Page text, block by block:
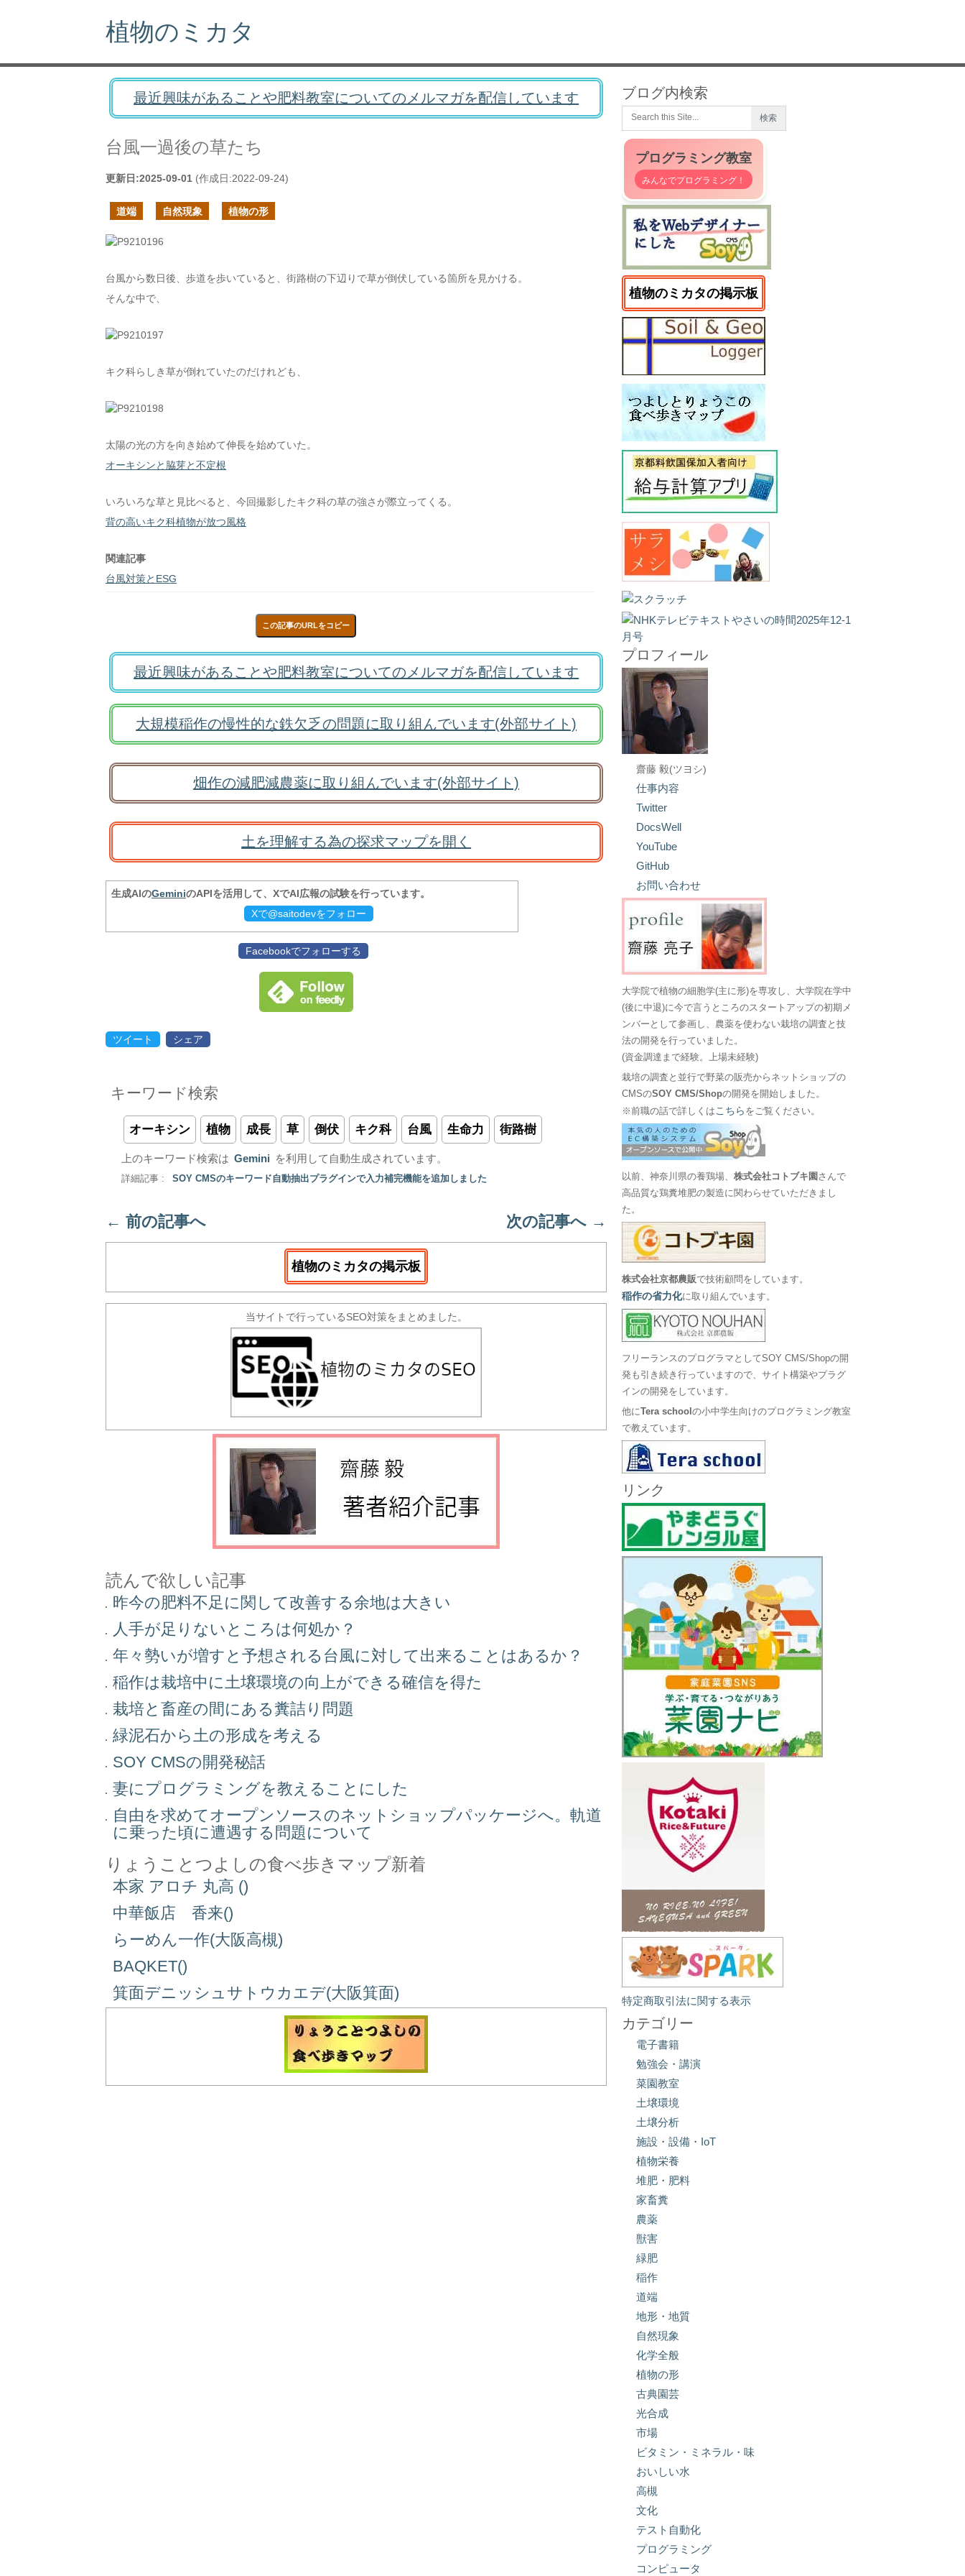
植物のミカタ
最近興味があることや肥料教室についてのメルマガを配信しています
台風一過後の草たち
更新日:2025-09-01 (作成日:2022-09-24)
道端 自然現象 植物の形
台風から数日後、歩道を歩いていると、街路樹の下辺りで草が倒伏している箇所を見かける。
そんな中で、
キク科らしき草が倒れていたのだけれども、
太陽の光の方を向き始めて伸長を始めていた。
オーキシンと脇芽と不定根
いろいろな草と見比べると、今回撮影したキク科の草の強さが際立ってくる。
背の高いキク科植物が放つ風格
関連記事
台風対策とESG
この記事のURLをコピー
最近興味があることや肥料教室についてのメルマガを配信しています
大規模稲作の慢性的な鉄欠乏の問題に取り組んでいます(外部サイト)
畑作の減肥減農薬に取り組んでいます(外部サイト)
土を理解する為の探求マップを開く
生成AIのGeminiのAPIを活用して、XでAI広報の試験を行っています。
Xで@saitodevをフォロー
Facebookでフォローする
ツイート シェア
キーワード検索
オーキシン 植物 成長 草 倒伏 キク科 台風 生命力 街路樹
上のキーワード検索は Gemini を利用して自動生成されています。
詳細記事 : SOY CMSのキーワード自動抽出プラグインで入力補完機能を追加しました
← 前の記事へ 次の記事へ →
植物のミカタの掲示板
当サイトで行っているSEO対策をまとめました。
読んで欲しい記事
昨今の肥料不足に関して改善する余地は大きい
人手が足りないところは何処か？
年々勢いが増すと予想される台風に対して出来ることはあるか？
稲作は栽培中に土壌環境の向上ができる確信を得た
栽培と畜産の間にある糞詰り問題
緑泥石から土の形成を考える
SOY CMSの開発秘話
妻にプログラミングを教えることにした
自由を求めてオープンソースのネットショップパッケージへ。軌道
に乗った頃に遭遇する問題について
りょうことつよしの食べ歩きマップ新着
本家 アロチ 丸高 ()
中華飯店 香来()
らーめん一作(大阪高槻)
BAQKET()
箕面デニッシュサトウカエデ(大阪箕面)
ブログ内検索
プログラミング教室
みんなでプログラミング！
植物のミカタの掲示板
プロフィール
齋藤 毅(ツヨシ)
仕事内容
Twitter
DocsWell
YouTube
GitHub
お問い合わせ
大学院で植物の細胞学(主に形)を専攻し、大学院在学中
(後に中退)に今で言うところのスタートアップの初期メ
ンバーとして参画し、農薬を使わない栽培の調査と技
法の開発を行っていました。
(資金調達まで経験。上場未経験)
栽培の調査と並行で野菜の販売からネットショップの
CMSのSOY CMS/Shopの開発を開始しました。
※前職の話で詳しくは こちら をご覧ください。
以前、神奈川県の養鶏場、株式会社コトブキ園 さんで
高品質な鶏糞堆肥の製造に関わらせていただきまし
た。
株式会社京都農販で技術顧問をしています。
稲作の省力化に取り組んでいます。
フリーランスのプログラマとしてSOY CMS/Shopの開
発も引き続き行っていますので、サイト構築やプラグ
インの開発をしています。
他にTera schoolの小中学生向けのプログラミング教室
で教えています。
リンク
特定商取引法に関する表示
カテゴリー
電子書籍
勉強会・講演
菜園教室
土壌環境
土壌分析
施設・設備・IoT
植物栄養
堆肥・肥料
家畜糞
農薬
獣害
緑肥
稲作
道端
地形・地質
自然現象
化学全般
植物の形
古典園芸
光合成
市場
ビタミン・ミネラル・味
おいしい水
高槻
文化
テスト自動化
プログラミング
コンピュータ